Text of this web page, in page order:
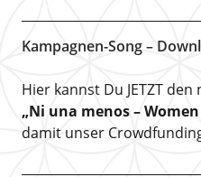
Kampagnen-Song –
Hier kannst Du JETZT
„Ni una menos –
damit unser